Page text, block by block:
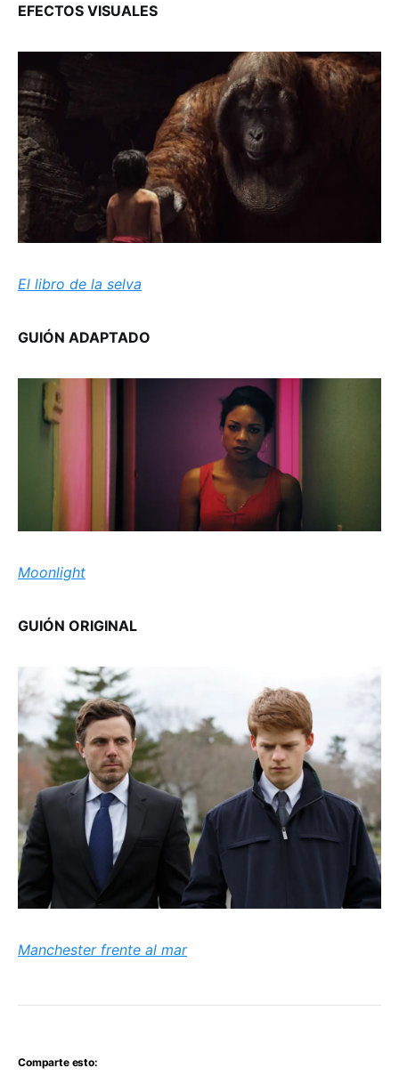
EFECTOS VISUALES
El libro de la selva
GUIÓN ADAPTADO
Moonlight
GUIÓN ORIGINAL
Manchester frente al mar
Comparte esto: